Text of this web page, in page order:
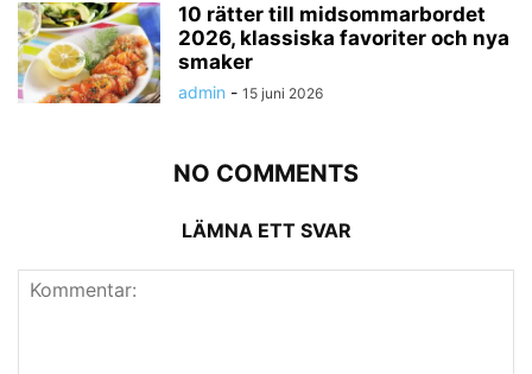
10 rätter till midsommarbordet
2026, klassiska favoriter och nya
smaker
admin - 15 juni 2026
NO COMMENTS
LÄMNA ETT SVAR